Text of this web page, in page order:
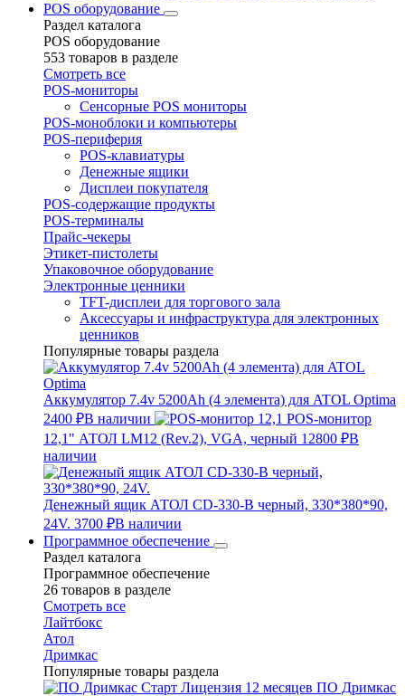
POS оборудование
Раздел каталога
POS оборудование
553 товаров в разделе
Смотреть все
POS-мониторы
Сенсорные POS мониторы
POS-моноблоки и компьютеры
POS-периферия
POS-клавиатуры
Денежные ящики
Дисплеи покупателя
POS-содержащие продукты
POS-терминалы
Прайс-чекеры
Этикет-пистолеты
Упаковочное оборудование
Электронные ценники
TFT-дисплеи для торгового зала
Аксессуары и инфраструктура для электронных
ценников
Популярные товары раздела
Аккумулятор 7.4v 5200Ah (4 элемента) для ATOL Optima
2400 ₽В наличии
POS-монитор
12,1" АТОЛ LM12 (Rev.2), VGA, черный 12800 ₽В
наличии
Денежный ящик АТОЛ CD-330-B черный, 330*380*90,
24V. 3700 ₽В наличии
Программное обеспечение
Раздел каталога
Программное обеспечение
26 товаров в разделе
Смотреть все
Лайтбокс
Атол
Дримкас
Популярные товары раздела
ПО Дримкас